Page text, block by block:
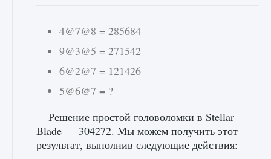
4@7@8 = 285684
9@3@5 = 271542
6@2@7 = 121426
5@6@7 = ?
Решение простой головоломки в Stellar
Blade — 304272. Мы можем получить этот
результат, выполнив следующие действия: